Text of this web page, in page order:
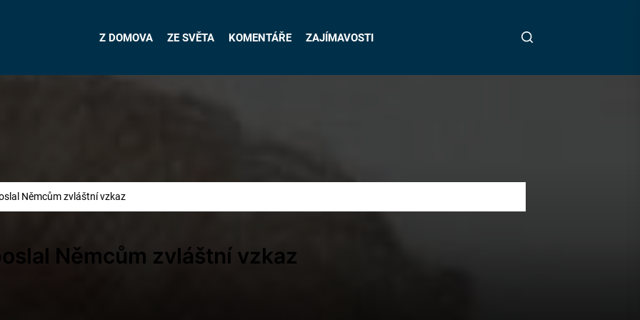
Z DOMOVA ZE SVĚTA KOMENTÁŘE ZAJÍMAVOSTI
Němcům zvláštní vzkaz
Němcům zvláštní vzkaz